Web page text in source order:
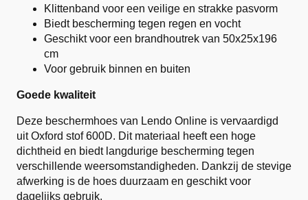
Klittenband voor een veilige en strakke pasvorm
Biedt bescherming tegen regen en vocht
Geschikt voor een brandhoutrek van 50x25x196
cm
Voor gebruik binnen en buiten
Goede kwaliteit
Deze beschermhoes van Lendo Online is vervaardigd
uit Oxford stof 600D. Dit materiaal heeft een hoge
dichtheid en biedt langdurige bescherming tegen
verschillende weersomstandigheden. Dankzij de stevige
afwerking is de hoes duurzaam en geschikt voor
dagelijks gebruik.